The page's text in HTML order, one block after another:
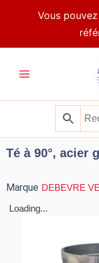
Vous
Menu
Té à 90°, acier
Marque DEBEVRE
Loading...